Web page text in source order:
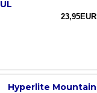
UL
23,95EUR
Hyperlite Mountain